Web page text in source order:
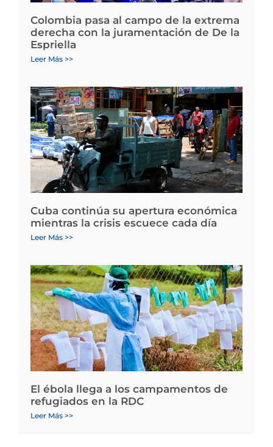
Colombia pasa al campo de la extrema
derecha con la juramentación de De la
Espriella
Leer Más >>
Cuba continúa su apertura económica
mientras la crisis escuece cada día
Leer Más >>
El ébola llega a los campamentos de
refugiados en la RDC
Leer Más >>